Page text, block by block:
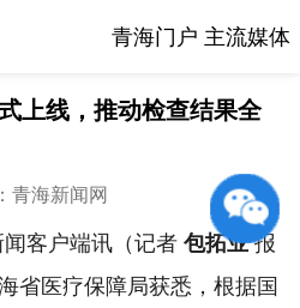
青海门户 主流媒体
上线，推动检查结果全
青海新闻网
客户端讯（记者 包拓业报
省医疗保障局获悉，根据国